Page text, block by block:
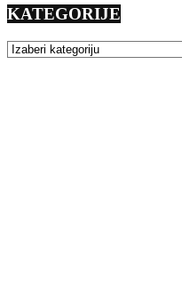
KATEGORIJE
KATEGORIJE